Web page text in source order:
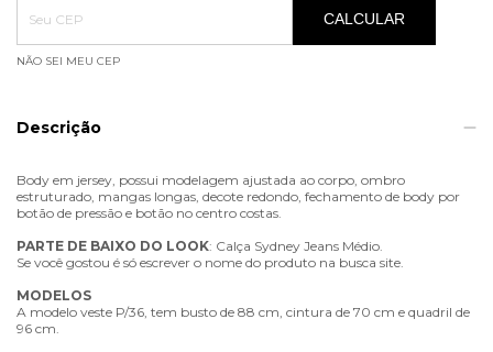
CALCULAR
NÃO SEI MEU CEP
Descrição
Body em jersey, possui modelagem ajustada ao corpo, ombro
estruturado, mangas longas, decote redondo, fechamento de body por
botão de pressão e botão no centro costas.
PARTE DE BAIXO DO LOOK: Calça Sydney Jeans Médio.
Se você gostou é só escrever o nome do produto na busca site.
MODELOS
A modelo veste P/36, tem busto de 88 cm, cintura de 70 cm e quadril de
96 cm.